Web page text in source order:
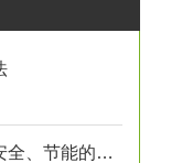
工厂电热水炉：高效、安全、节能的热水解决方案